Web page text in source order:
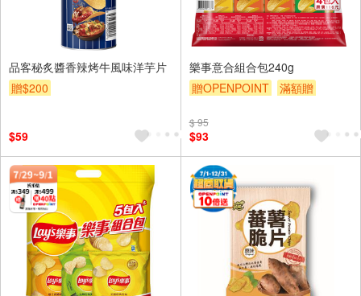
品客秘炙醬香辣烤牛風味洋芋片
贈$200
$59
樂事意合組合包240g
贈OPENPOINT
滿額贈
$ 95
$93